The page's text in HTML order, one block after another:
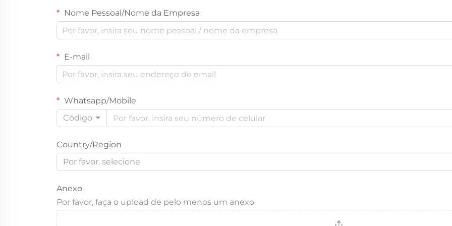
Nome Pessoal/Nome da Empresa
E-mail
Whatsapp/Mobile
Código
Country/Region
Por favor, selecione
Anexo
Por favor, faça o upload de pelo menos um anexo